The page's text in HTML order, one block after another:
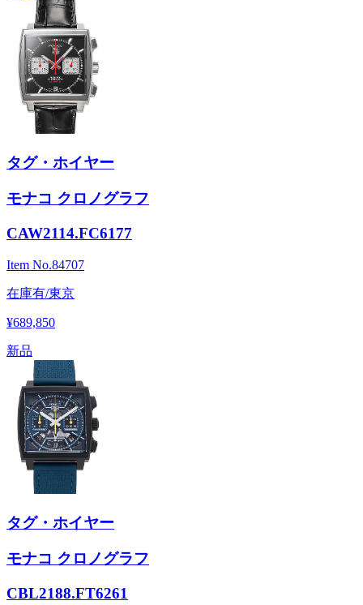
タグ・ホイヤー
モナコ クロノグラフ
CAW2114.FC6177
Item No.84707
在庫有/東京
¥689,850
新品
タグ・ホイヤー
モナコ クロノグラフ
CBL2188.FT6261